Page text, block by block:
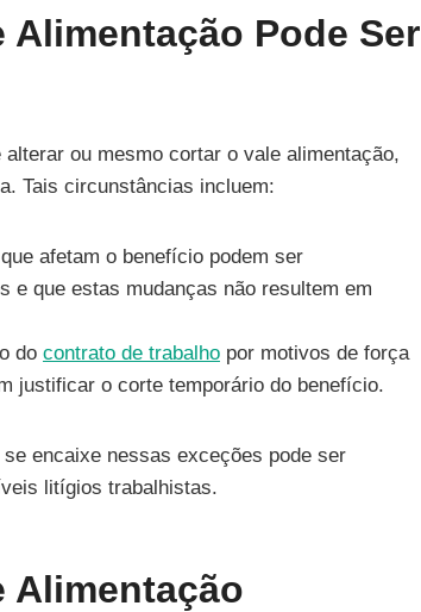
Alimentação Pode Ser
ou mesmo cortar o vale alimentação,
Tais circunstâncias incluem:
que afetam o benefício podem ser
e que estas mudanças não resultem em
do contrato de trabalho por motivos de força
justificar o corte temporário do benefício.
encaixe nessas exceções pode ser
litígios trabalhistas.
Alimentação